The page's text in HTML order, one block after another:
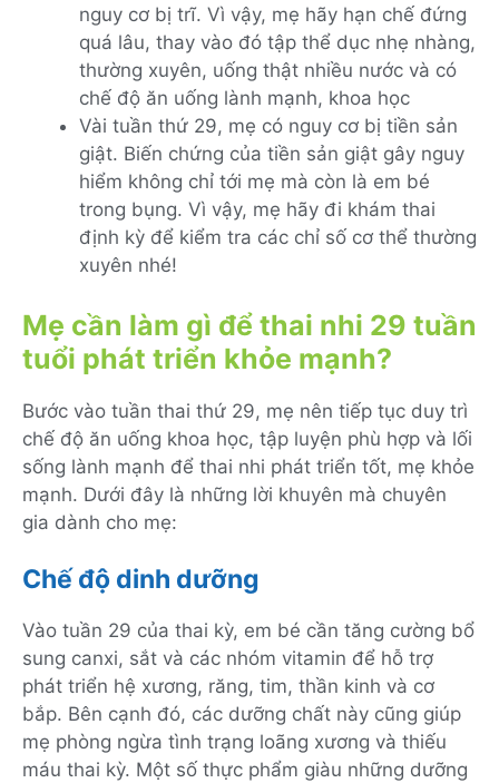
nguy cơ bị trĩ. Vì vậy, mẹ hãy hạn chế đứng
quá lâu, thay vào đó tập thể dục nhẹ nhàng,
thường xuyên, uống thật nhiều nước và có
chế độ ăn uống lành mạnh, khoa học
Vài tuần thứ 29, mẹ có nguy cơ bị tiền sản
giật. Biến chứng của tiền sản giật gây nguy
hiểm không chỉ tới mẹ mà còn là em bé
trong bụng. Vì vậy, mẹ hãy đi khám thai
định kỳ để kiểm tra các chỉ số cơ thể thường
xuyên nhé!
Mẹ cần làm gì để thai nhi 29 tuần
tuổi phát triển khỏe mạnh?
Bước vào tuần thai thứ 29, mẹ nên tiếp tục duy trì
chế độ ăn uống khoa học, tập luyện phù hợp và lối
sống lành mạnh để thai nhi phát triển tốt, mẹ khỏe
mạnh. Dưới đây là những lời khuyên mà chuyên
gia dành cho mẹ:
Chế độ dinh dưỡng
Vào tuần 29 của thai kỳ, em bé cần tăng cường bổ
sung canxi, sắt và các nhóm vitamin để hỗ trợ
phát triển hệ xương, răng, tim, thần kinh và cơ
bắp. Bên cạnh đó, các dưỡng chất này cũng giúp
mẹ phòng ngừa tình trạng loãng xương và thiếu
máu thai kỳ. Một số thực phẩm giàu những dưỡng